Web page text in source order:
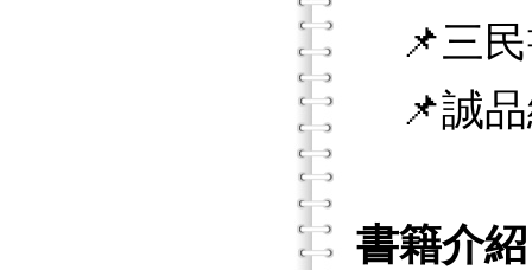
📌三民
📌誠品
書籍介紹